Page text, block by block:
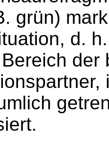
grün)
d.
der